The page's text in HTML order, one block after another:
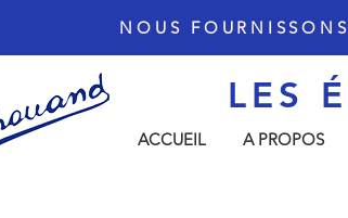
NOUS
LES
ACCUEIL A PROPOS